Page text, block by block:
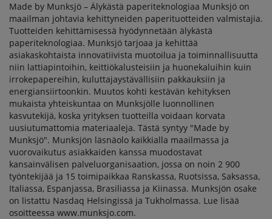
Made by Munksjö – Älykästä paperiteknologiaa Munksjö on
maailman johtavia kehittyneiden paperituotteiden valmistajia.
Tuotteiden kehittämisessä hyödynnetään älykästä
paperiteknologiaa. Munksjö tarjoaa ja kehittää
asiakaskohtaista innovatiivista muotoilua ja toiminnallisuutta
niin lattiapintoihin, keittiökalusteisiin ja huonekaluihin kuin
irrokepapereihin, kuluttajaystävällisiin pakkauksiin ja
energiansiirtoonkin. Muutos kohti kestävän kehityksen
mukaista yhteiskuntaa on Munksjölle luonnollinen
kasvutekijä, koska yrityksen tuotteilla voidaan korvata
uusiutumattomia materiaaleja. Tästä syntyy "Made by
Munksjö". Munksjön läsnäolo kaikkialla maailmassa ja
vuorovaikutus asiakkaiden kanssa muodostavat
kansainvälisen palveluorganisaation, jossa on noin 2 900
työntekijää ja 15 toimipaikkaa Ranskassa, Ruotsissa, Saksassa,
Italiassa, Espanjassa, Brasiliassa ja Kiinassa. Munksjön osake
on listattu Nasdaq Helsingissä ja Tukholmassa. Lue lisää
osoitteessa www.munksjo.com.